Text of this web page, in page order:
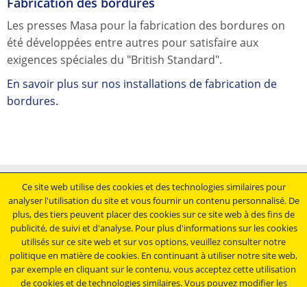
Ce site web utilise des cookies et des technologies similaires pour
analyser l'utilisation du site et vous fournir un contenu personnalisé. De
plus, des tiers peuvent placer des cookies sur ce site web à des fins de
publicité, de suivi et d'analyse. Pour plus d'informations sur les cookies
utilisés sur ce site web et sur vos options, veuillez consulter notre
politique en matière de cookies. En continuant à utiliser notre site web,
par exemple en cliquant sur le contenu, vous acceptez cette utilisation
de cookies et de technologies similaires. Vous pouvez modifier les
Les presses Masa pour la fabrication des bordures on
été développées entre autres pour satisfaire aux
exigences spéciales du "British Standard".
En savoir plus sur nos installations de fabrication de
bordures.
Mentions légales
Conditions générales de vente
Déclaration de protection des données
Conditions générales d'achat
Restez au courant.....